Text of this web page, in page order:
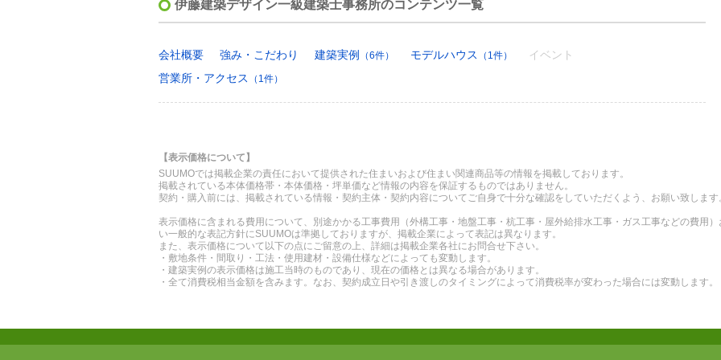
伊藤建築デザイン一級建築士事務所のコンテンツ一覧
会社概要 強み・こだわり 建築実例 （6件） モデルハウス （1件）
イベント
営業所・アクセス
（1件）
【表示価格について】
SUUMOでは掲載企業の責任において提供された住まいおよび住まい関連商品等の情報を掲載しております。
掲載されている本体価格帯・本体価格・坪単価など情報の内容を保証するものではありません。
契約・購入前には、掲載されている情報・契約主体・契約内容についてご自身で十分な確認をしていただくよう、お願い致します
表示価格に含まれる費用について、別途かかる工事費用（外構工事・地盤工事・杭工事・屋外給排水工事・ガス工事などの費用
い一般的な表記方針にSUUMOは準拠しておりますが、掲載企業によって表記は異なります。
また、表示価格について以下の点にご留意の上、詳細は掲載企業各社にお問合せ下さい。
・敷地条件・間取り・工法・使用建材・設備仕様などによっても変動します。
・建築実例の表示価格は施工当時のものであり、現在の価格とは異なる場合があります。
・全て消費税相当金額を含みます。なお、契約成立日や引き渡しのタイミングによって消費税率が変わった場合には変動します。